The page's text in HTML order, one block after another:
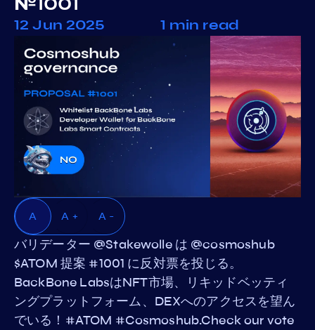
12 Jun 2025 1 min read
A A + A -
バリデーター @Stakewolle は @cosmoshub
$ATOM 提案 #1001 に反対票を投じる。
BackBone LabsはNFT市場、リキッドベッティ
ングプラットフォーム、DEXへのアクセスを望ん
でいる！#ATOM #Cosmoshub.Check our vote